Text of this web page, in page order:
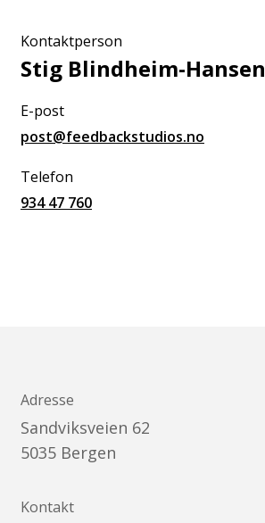
Kontaktperson
Stig Blindheim-Hansen
E-post
post@feedbackstudios.no
Telefon
934 47 760
Adresse
Sandviksveien 62
5035 Bergen
Kontakt